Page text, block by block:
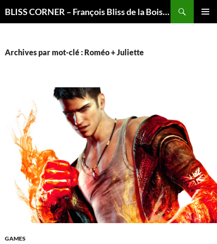
BLISS CORNER – François Bliss de la Boissière is here
Archives par mot-clé : Roméo + Juliette
GAMES